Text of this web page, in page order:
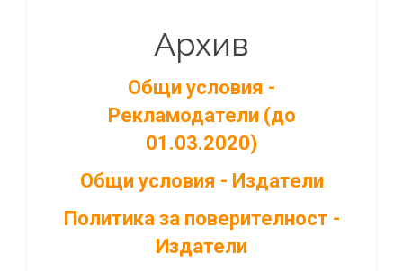
Архив
Общи условия -
Рекламодатели (до
01.03.2020)
Общи условия - Издатели
Политика за поверителност -
Издатели